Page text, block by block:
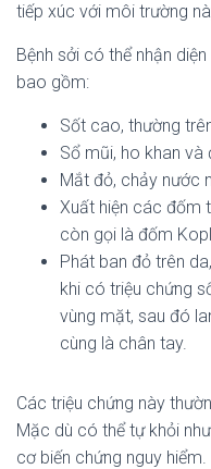
tiếp xúc với môi trường
Bệnh sởi có thể nhận
bao gồm:
Sốt cao, thường
Sổ mũi, ho khan và
Mắt đỏ, chảy nước
Xuất hiện các đốm
còn gọi là đốm
Phát ban đỏ trên
khi có triệu chứng
vùng mặt, sau đó
cùng là chân tay.
Các triệu chứng này
Mặc dù có thể tự khỏi
cơ biến chứng nguy hiểm.